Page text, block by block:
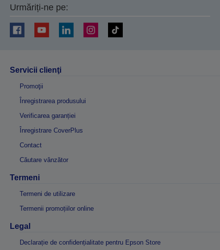
Urmăriți-ne pe:
Servicii clienţi
Promoţii
Înregistrarea produsului
Verificarea garanției
Înregistrare CoverPlus
Contact
Căutare vânzător
Termeni
Termeni de utilizare
Termenii promoțiilor online
Legal
Declarație de confidențialitate pentru Epson Store